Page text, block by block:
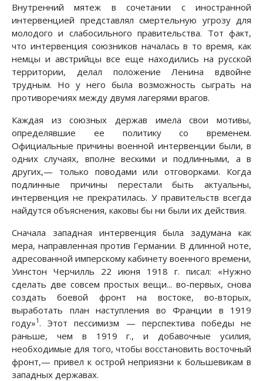
Внутренний мятеж в сочетании с иностранной
интервенцией представлял смертельную угрозу для
молодого и слабосильного правительства. Тот факт,
что интервенция союзников началась в то время, как
немцы и австрийцы все еще находились на русской
территории, делал положение Ленина вдвойне
трудным. Но у него была возможность сыграть на
противоречиях между двумя лагерями врагов.
Каждая из союзных держав имела свои мотивы,
определявшие ее политику со временем.
Официальные причины военной интервенции были, в
одних случаях, вполне вескими и подлинными, а в
других,— только поводами или отговорками. Когда
подлинные причины перестали быть актуальны,
интервенция не прекратилась. У правительств всегда
найдутся объяснения, каковы бы ни были их действия.
Сначала западная интервенция была задумана как
мера, направленная против Германии. В длинной ноте,
адресованной имперскому кабинету военного времени,
Уинстон Черчилль 22 июня 1918 г. писал: «Нужно
сделать две совсем простых вещи... во-первых, снова
создать боевой фронт на востоке, во-вторых,
выработать план наступления во Франции в 1919
году»1 . Этот пессимизм — перспектива победы не
раньше, чем в 1919 г., и добавочные усилия,
необходимые для того, чтобы восстановить восточный
фронт,— привел к острой неприязни к большевикам в
западных державах.